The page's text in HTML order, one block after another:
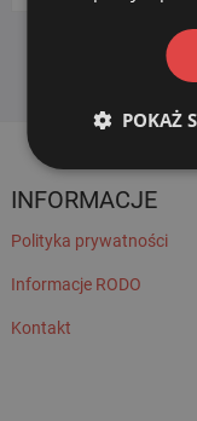
INFORMACJE
Polityka prywatności
Informacje RODO
Kontakt
POKAŻ